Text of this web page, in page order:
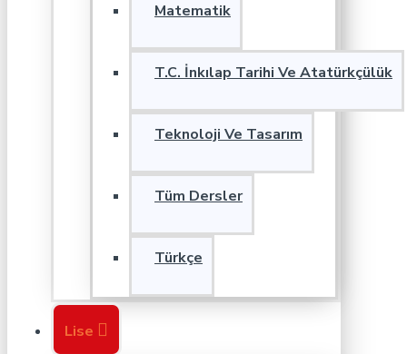
Matematik
T.C. İnkılap Tarihi Ve Atatürkçülük
Teknoloji Ve Tasarım
Tüm Dersler
Türkçe
Lise